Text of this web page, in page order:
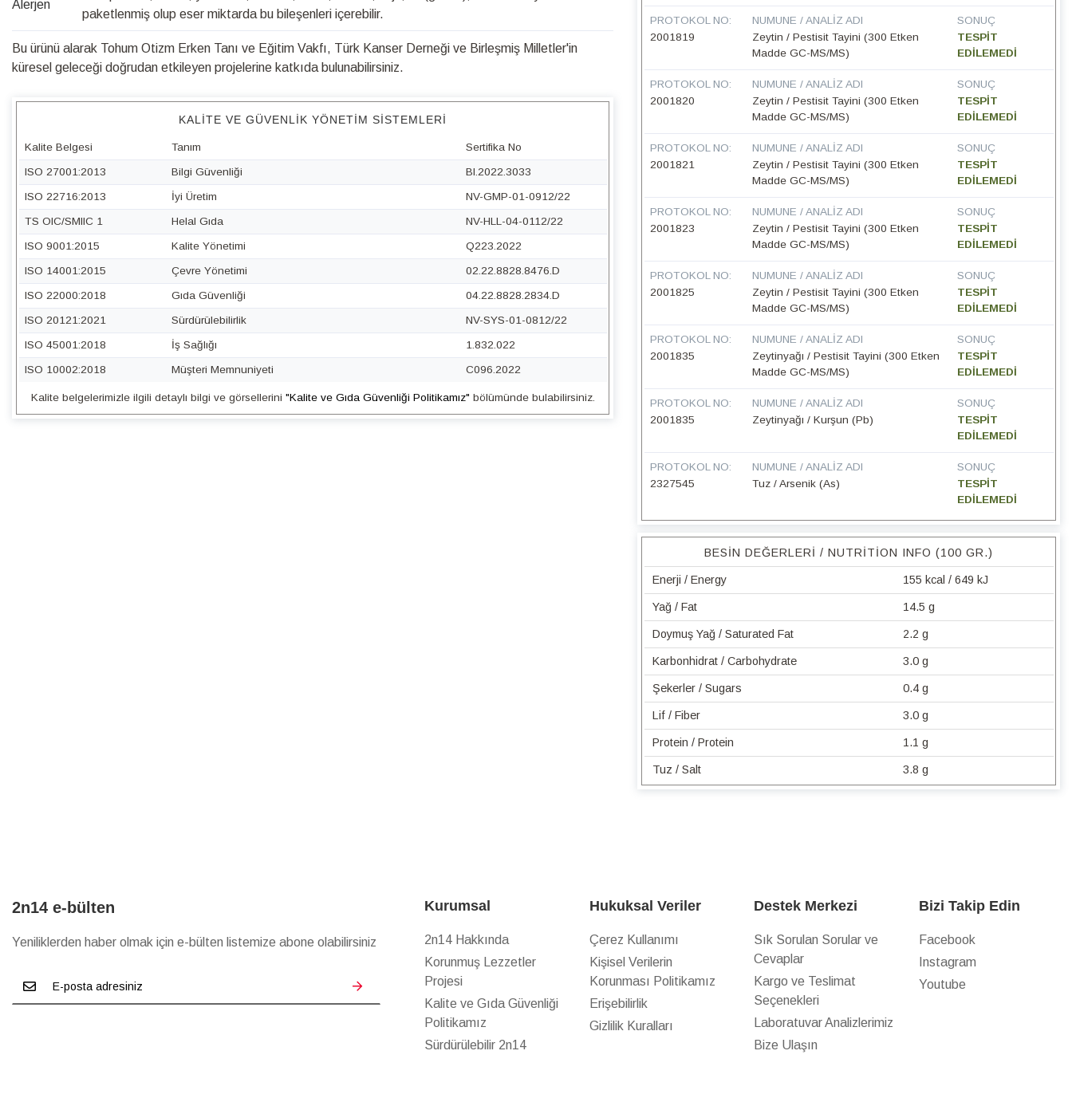
PROTOKOL NO:
2001819
NUMUNE / ANALIZ ADI
Zeytin / Pestisit Tayini (300 Etken
Madde GC-MS/MS)
SONUÇ
TESPİT
EDİLEMEDİ
PROTOKOL NO:
2001820
NUMUNE / ANALIZ ADI
Zeytin / Pestisit Tayini (300 Etken
Madde GC-MS/MS)
SONUÇ
TESPİT
EDİLEMEDİ
PROTOKOL NO:
2001821
NUMUNE / ANALIZ ADI
Zeytin / Pestisit Tayini (300 Etken
Madde GC-MS/MS)
SONUÇ
TESPİT
EDİLEMEDİ
PROTOKOL NO:
2001823
NUMUNE / ANALIZ ADI
Zeytin / Pestisit Tayini (300 Etken
Madde GC-MS/MS)
SONUÇ
TESPİT
EDİLEMEDİ
PROTOKOL NO:
2001825
NUMUNE / ANALIZ ADI
Zeytin / Pestisit Tayini (300 Etken
Madde GC-MS/MS)
SONUÇ
TESPİT
EDİLEMEDİ
PROTOKOL NO:
2001835
NUMUNE / ANALIZ ADI
Zeytinyağı / Pestisit Tayini (300 Etken
Madde GC-MS/MS)
SONUÇ
TESPİT
EDİLEMEDİ
PROTOKOL NO:
2001835
NUMUNE / ANALIZ ADI
Zeytinyağı / Kurşun (Pb)
SONUÇ
TESPİT
EDİLEMEDİ
PROTOKOL NO:
2327545
NUMUNE / ANALIZ ADI
Tuz / Arsenik (As)
SONUÇ
TESPİT
EDİLEMEDİ
BESIN DEĞERLERI / NUTRITION INFO (100 GR.)
Enerji / Energy 155 kcal / 649 kJ
Yağ / Fat 14.5 g
Doymuş Yağ / Saturated Fat 2.2 g
Karbonhidrat / Carbohydrate 3.0 g
Şekerler / Sugars 0.4 g
Lif / Fiber 3.0 g
Protein / Protein 1.1 g
Tuz / Salt 3.8 g
Alerjen
paketlenmiş olup eser miktarda bu bileşenleri içerebilir.
Bu ürünü alarak Tohum Otizm Erken Tanı ve Eğitim Vakfı, Türk Kanser Derneği ve Birleşmiş Milletler'in
küresel geleceği doğrudan etkileyen projelerine katkıda bulunabilirsiniz.
KALITE VE GÜVENLIK YÖNETIM SISTEMLERI
Kalite Belgesi Tanım Sertifika No
ISO 27001:2013 Bilgi Güvenliği BI.2022.3033
ISO 22716:2013 İyi Üretim NV-GMP-01-0912/22
TS OIC/SMIIC 1 Helal Gıda NV-HLL-04-0112/22
ISO 9001:2015 Kalite Yönetimi Q223.2022
ISO 14001:2015 Çevre Yönetimi 02.22.8828.8476.D
ISO 22000:2018 Gıda Güvenliği 04.22.8828.2834.D
ISO 20121:2021 Sürdürülebilirlik NV-SYS-01-0812/22
ISO 45001:2018 İş Sağlığı 1.832.022
ISO 10002:2018 Müşteri Memnuniyeti C096.2022
Kalite belgelerimizle ilgili detaylı bilgi ve görsellerini "Kalite ve Gıda Güvenliği Politikamız" bölümünde bulabilirsiniz.
2n14 e-bülten
Yeniliklerden haber olmak için e-bülten listemize abone olabilirsiniz
Kurumsal
2n14 Hakkında
Korunmuş Lezzetler
Projesi
Kalite ve Gıda Güvenliği
Politikamız
Sürdürülebilir 2n14
Hukuksal Veriler
Çerez Kullanımı
Kişisel Verilerin
Korunması Politikamız
Erişebilirlik
Gizlilik Kuralları
Bizi Takip Edin
Facebook
Instagram
Youtube
Destek Merkezi
Sık Sorulan Sorular ve
Cevaplar
Kargo ve Teslimat
Seçenekleri
Laboratuvar Analizlerimiz
Bize Ulaşın